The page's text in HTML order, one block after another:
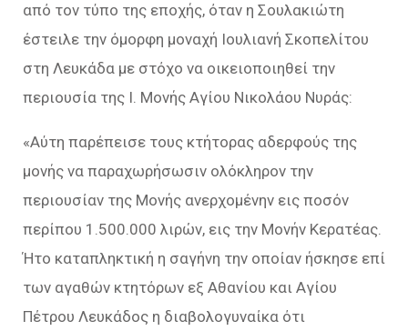
από τον τύπο της εποχής, όταν η Σουλακιώτη
έστειλε την όμορφη μοναχή Ιουλιανή Σκοπελίτου
στη Λευκάδα με στόχο να οικειοποιηθεί την
περιουσία της Ι. Μονής Αγίου Νικολάου Νυράς:
«Αύτη παρέπεισε τους κτήτορας αδερφούς της
μονής να παραχωρήσωσιν ολόκληρον την
περιουσίαν της Μονής ανερχομένην εις ποσόν
περίπου 1.500.000 λιρών, εις την Μονήν Κερατέας.
Ήτο καταπληκτική η σαγήνη την οποίαν ήσκησε επί
των αγαθών κτητόρων εξ Αθανίου και Αγίου
Πέτρου Λευκάδος η διαβολογυναίκα ότι